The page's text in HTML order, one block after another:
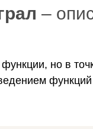
–
но в
функций